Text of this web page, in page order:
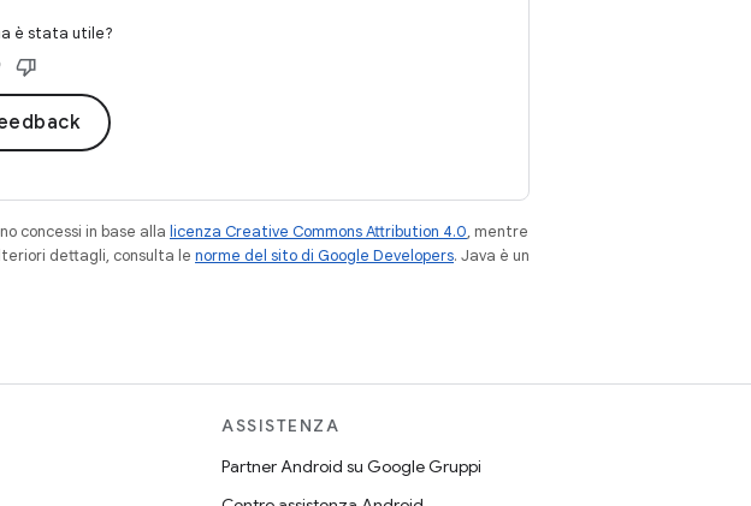
è stata utile?
concessi in base alla licenza Creative Commons Attribution 4.0, mentre
dettagli, consulta le norme del sito di Google Developers. Java è un
ASSISTENZA
Partner Android su Google Gruppi